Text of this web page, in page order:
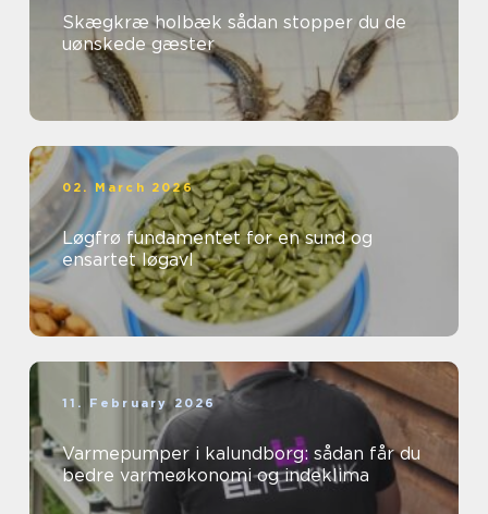
Skægkræ holbæk sådan stopper du de
uønskede gæster
02. March 2026
Løgfrø fundamentet for en sund og
ensartet løgavl
11. February 2026
Varmepumper i kalundborg: sådan får du
bedre varmeøkonomi og indeklima